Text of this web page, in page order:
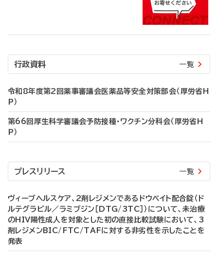
行政資料 一覧
令和8年度第2回薬事審議会医薬品等安全対策部会（厚労省H
P）
第66回厚生科学審議会予防接種・ワクチン分科会（厚労省H
P）
プレスリリース 一覧
ヴィーブヘルスケア、2剤レジメンであるドウベイト配合錠（ド
ルテグラビル／ラミブジン［DTG/3TC］）について、未治療
のHIV陽性成人を対象とした初の直接比較試験において、3
剤レジメンBIC/FTC/TAFに対する非劣性を示したことを
発表